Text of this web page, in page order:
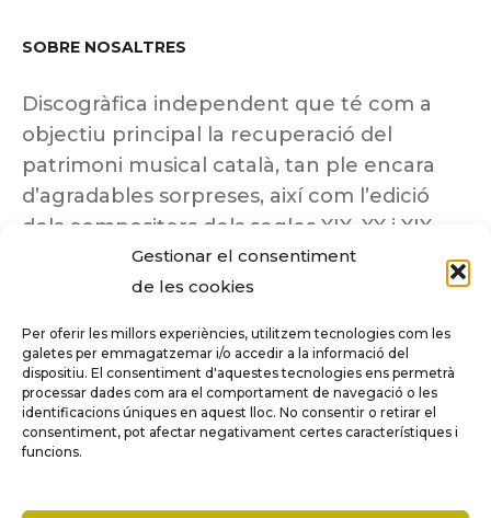
Gestionar el consentiment
de les cookies
Per oferir les millors experiències, utilitzem tecnologies com les
galetes per emmagatzemar i/o accedir a la informació del
dispositiu. El consentiment d'aquestes tecnologies ens permetrà
processar dades com ara el comportament de navegació o les
identificacions úniques en aquest lloc. No consentir o retirar el
consentiment, pot afectar negativament certes característiques i
funcions.
SOBRE NOSALTRES
Discogràfica independent que té com a
objectiu principal la recuperació del
patrimoni musical català, tan ple encara
d’agradables sorpreses, així com l’edició
dels compositors dels segles XIX, XX i XIX
insuficientment coneguts.
Tots els drets reservats a ©Columna
Música.